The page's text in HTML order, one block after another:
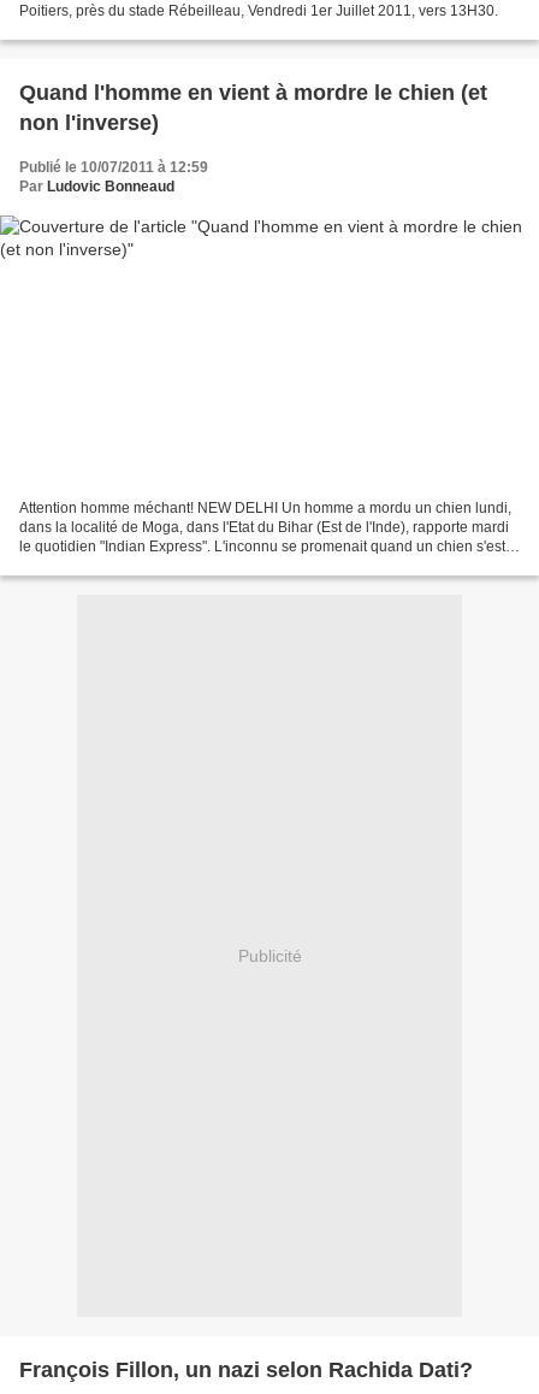
Poitiers, près du stade Rébeilleau, Vendredi 1er Juillet 2011, vers 13H30.
Quand l'homme en vient à mordre le chien (et
non l'inverse)
Publié le 10/07/2011 à 12:59
Par Ludovic Bonneaud
Attention homme méchant! NEW DELHI Un homme a mordu un chien lundi,
dans la localité de Moga, dans l'Etat du Bihar (Est de l'Inde), rapporte mardi
le quotidien "Indian Express". L'inconnu se promenait quand un chien s'est
Publicité
François Fillon, un nazi selon Rachida Dati?